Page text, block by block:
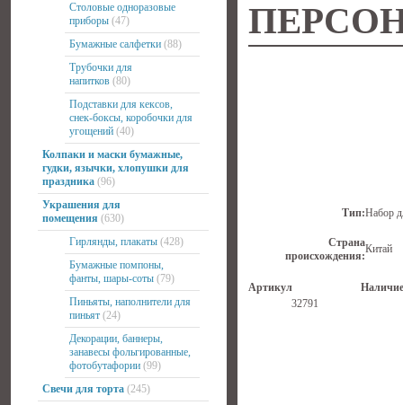
Столовые одноразовые
приборы (47)
Бумажные салфетки (88)
Трубочки для
напитков (80)
Подставки для кексов,
снек-боксы, коробочки для
угощений (40)
Колпаки и маски бумажные,
гудки, язычки, хлопушки для
праздника (96)
Украшения для
помещения (630)
Гирлянды, плакаты (428)
Бумажные помпоны,
фанты, шары-соты (79)
Пиньяты, наполнители для
пиньят (24)
Декорации, баннеры,
занавесы фольгированные,
фотобутафории (99)
Свечи для торта (245)
Тип:Набор
Страна
происхождения:
Китай
Артикул
Наличие
32791